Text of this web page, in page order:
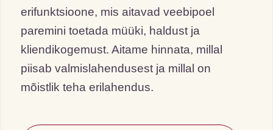
erifunktsioone, mis aitavad veebipoel
paremini toetada müüki, haldust ja
kliendikogemust. Aitame hinnata, millal
piisab valmislahendusest ja millal on
mõistlik teha erilahendus.